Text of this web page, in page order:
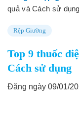
quả và Cách sử dụng
Rệp Giường
Top 9 thuốc
Cách sử dụng
Đăng ngày 09/01/